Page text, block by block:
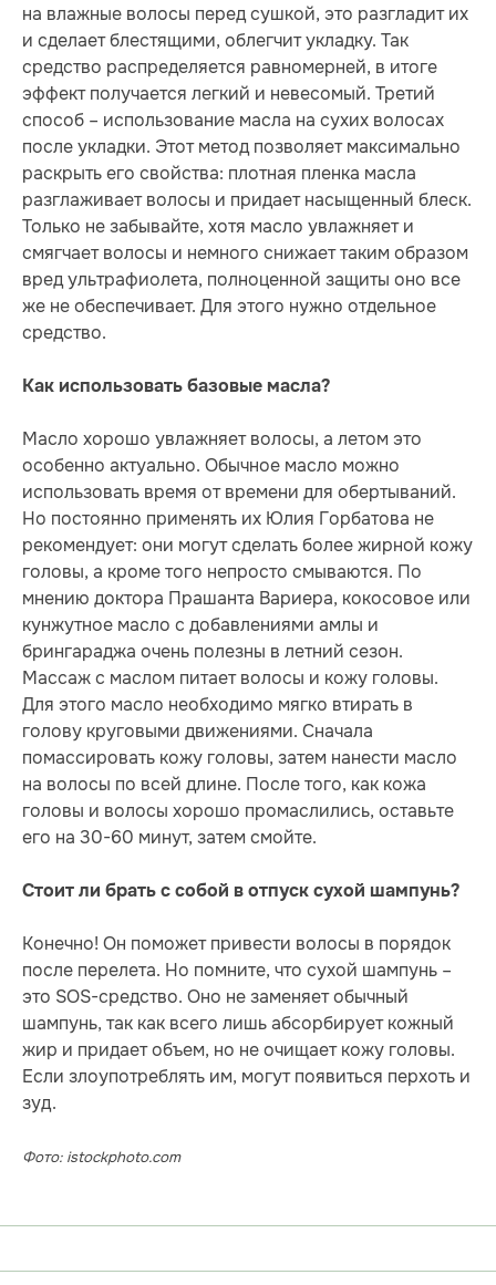
на влажные волосы перед сушкой, это разгладит их
и сделает блестящими, облегчит укладку. Так
средство распределяется равномерней, в итоге
эффект получается легкий и невесомый. Третий
способ – использование масла на сухих волосах
после укладки. Этот метод позволяет максимально
раскрыть его свойства: плотная пленка масла
разглаживает волосы и придает насыщенный блеск.
Только не забывайте, хотя масло увлажняет и
смягчает волосы и немного снижает таким образом
вред ультрафиолета, полноценной защиты оно все
же не обеспечивает. Для этого нужно отдельное
средство.
Как использовать базовые масла?
Масло хорошо увлажняет волосы, а летом это
особенно актуально. Обычное масло можно
использовать время от времени для обертываний.
Но постоянно применять их Юлия Горбатова не
рекомендует: они могут сделать более жирной кожу
головы, а кроме того непросто смываются. По
мнению доктора Прашанта Вариера, кокосовое или
кунжутное масло с добавлениями амлы и
брингараджа очень полезны в летний сезон.
Массаж с маслом питает волосы и кожу головы.
Для этого масло необходимо мягко втирать в
голову круговыми движениями. Сначала
помассировать кожу головы, затем нанести масло
на волосы по всей длине. После того, как кожа
головы и волосы хорошо промаслились, оставьте
его на 30-60 минут, затем смойте.
Стоит ли брать с собой в отпуск сухой шампунь?
Конечно! Он поможет привести волосы в порядок
после перелета. Но помните, что сухой шампунь –
это SOS-средство. Оно не заменяет обычный
шампунь, так как всего лишь абсорбирует кожный
жир и придает объем, но не очищает кожу головы.
Если злоупотреблять им, могут появиться перхоть и
зуд.
Фото: istockphoto.com